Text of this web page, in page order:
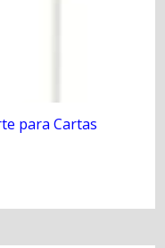
para Cartas